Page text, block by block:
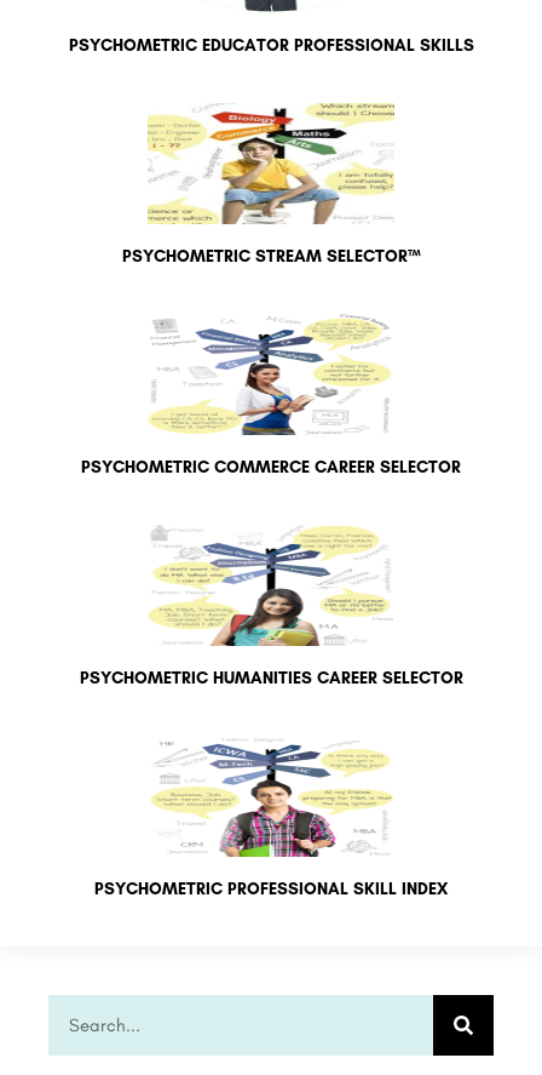
PSYCHOMETRIC EDUCATOR PROFESSIONAL SKILLS
PSYCHOMETRIC STREAM SELECTOR™
PSYCHOMETRIC COMMERCE CAREER SELECTOR
PSYCHOMETRIC HUMANITIES CAREER SELECTOR
PSYCHOMETRIC PROFESSIONAL SKILL INDEX